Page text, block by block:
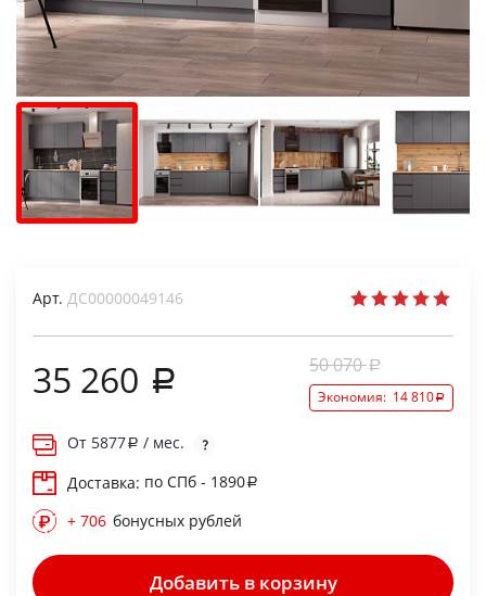
Арт. ДС00000049146
35 260 50 070
Экономия: 14 810
От 5877
/ мес.
Доставка: по СПб - 1890
+ 706 бонусных рублей
Добавить в корзину